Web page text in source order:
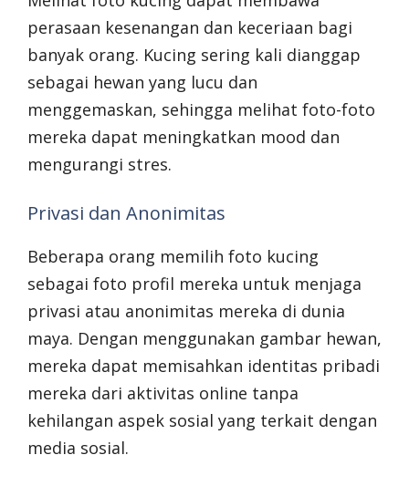
perasaan kesenangan dan keceriaan bagi
banyak orang. Kucing sering kali dianggap
sebagai hewan yang lucu dan
menggemaskan, sehingga melihat foto-foto
mereka dapat meningkatkan mood dan
mengurangi stres.
Privasi dan Anonimitas
Beberapa orang memilih foto kucing
sebagai foto profil mereka untuk menjaga
privasi atau anonimitas mereka di dunia
maya. Dengan menggunakan gambar hewan,
mereka dapat memisahkan identitas pribadi
mereka dari aktivitas online tanpa
kehilangan aspek sosial yang terkait dengan
media sosial.